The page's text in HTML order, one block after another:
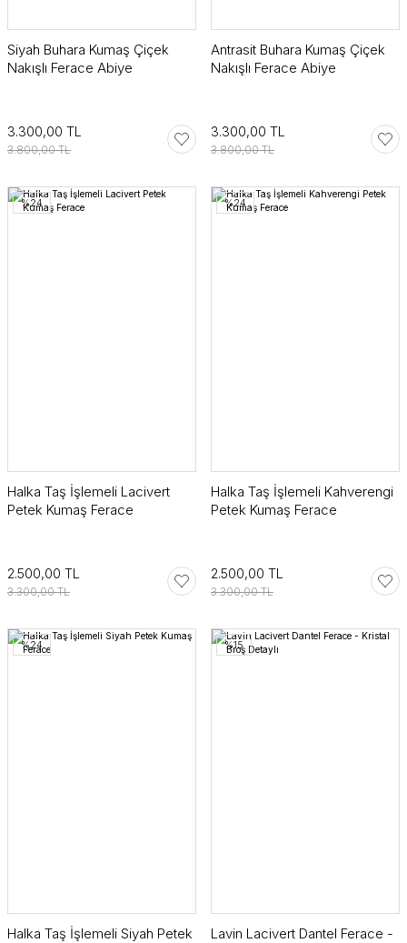
Siyah Buhara Kumaş Çiçek
Nakışlı Ferace Abiye
3.300,00 TL
3.800,00 TL
Antrasit Buhara Kumaş Çiçek
Nakışlı Ferace Abiye
3.300,00 TL
3.800,00 TL
%24
Halka Taş İşlemeli Lacivert
Petek Kumaş Ferace
2.500,00 TL
3.300,00 TL
%24
Halka Taş İşlemeli Kahverengi
Petek Kumaş Ferace
2.500,00 TL
3.300,00 TL
%24
Halka Taş İşlemeli Siyah Petek
%15
Lavin Lacivert Dantel Ferace -